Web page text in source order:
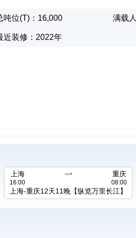
吨位(T)：16,000 满载
近装修：2022年
上海
16:00
 重庆
08:00
上海-重庆12天11晚【纵览万里长江】